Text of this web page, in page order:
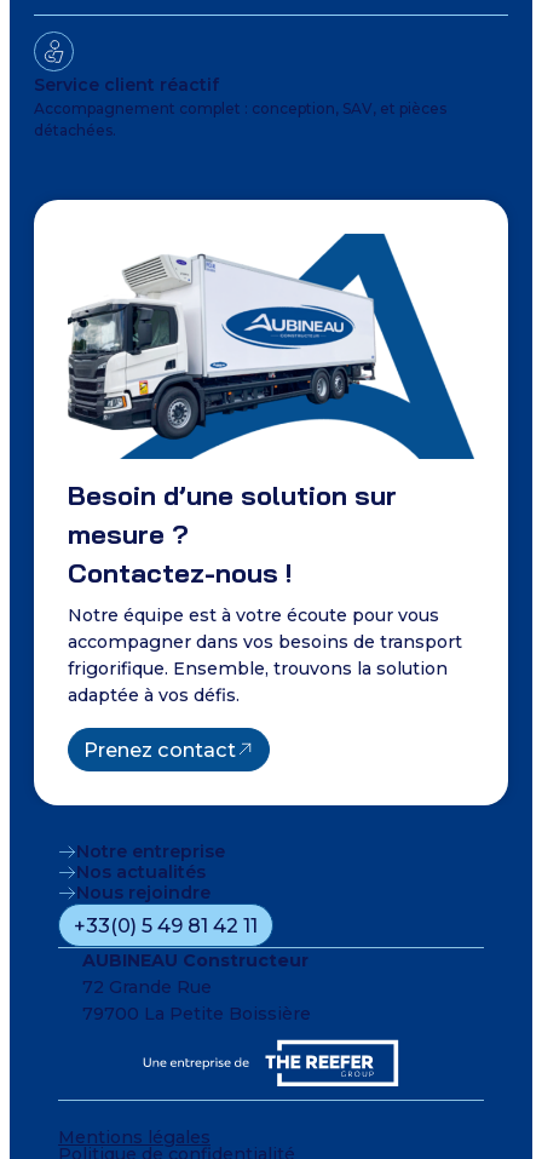
Service client réactif
Accompagnement complet : conception, SAV, et pièces
détachées.
Besoin d’une solution sur
mesure ?
Contactez-nous !
Notre équipe est à votre écoute pour vous
accompagner dans vos besoins de transport
frigorifique. Ensemble, trouvons la solution
adaptée à vos défis.
Prenez contact
Notre entreprise
Nos actualités
Nous rejoindre
+33(0) 5 49 81 42 11
AUBINEAU Constructeur
72 Grande Rue
79700 La Petite Boissière
Mentions légales
Politique de confidentialité